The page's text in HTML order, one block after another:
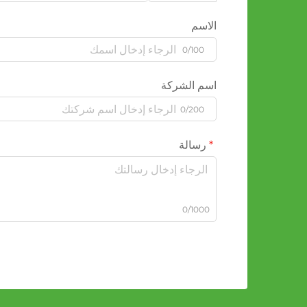
الاسم
0/100
اسم الشركة
0/200
رسالة
0/1000